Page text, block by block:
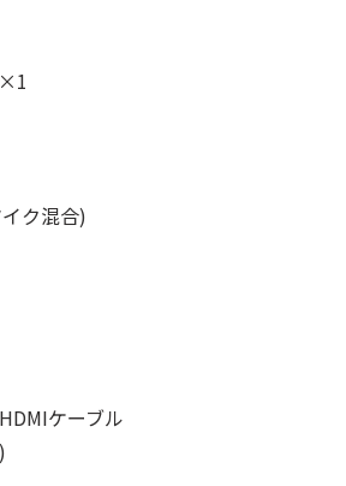
ク混合)
ケーブル